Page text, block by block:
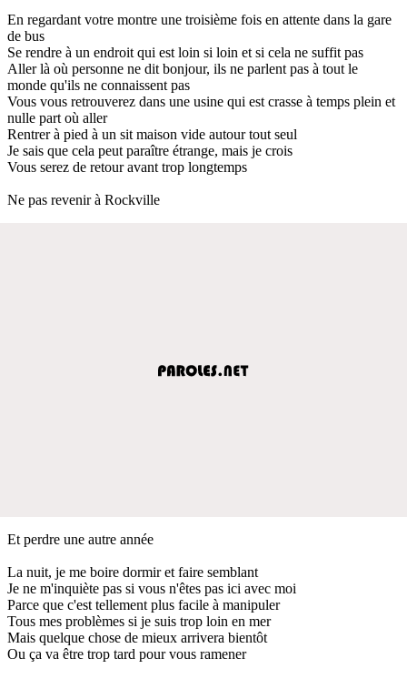
En regardant votre montre une troisième fois en attente dans la gare
de bus
Se rendre à un endroit qui est loin si loin et si cela ne suffit pas
Aller là où personne ne dit bonjour, ils ne parlent pas à tout le
monde qu'ils ne connaissent pas
Vous vous retrouverez dans une usine qui est crasse à temps plein et
nulle part où aller
Rentrer à pied à un sit maison vide autour tout seul
Je sais que cela peut paraître étrange, mais je crois
Vous serez de retour avant trop longtemps
Ne pas revenir à Rockville
Et perdre une autre année
La nuit, je me boire dormir et faire semblant
Je ne m'inquiète pas si vous n'êtes pas ici avec moi
Parce que c'est tellement plus facile à manipuler
Tous mes problèmes si je suis trop loin en mer
Mais quelque chose de mieux arrivera bientôt
Ou ça va être trop tard pour vous ramener